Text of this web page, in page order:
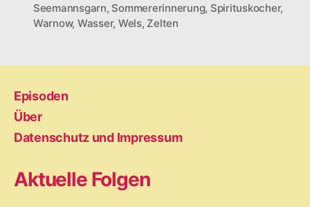
Seemannsgarn, Sommererinnerung, Spirituskocher,
Warnow, Wasser, Wels, Zelten
Episoden
Über
Datenschutz und Impressum
Aktuelle Folgen